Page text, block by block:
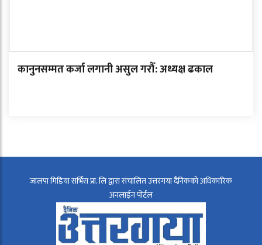
कानुनसम्मत कर्जा लगानी असुल गरौँ: अध्यक्ष ढकाल
जालपा मिडिया सर्भिस प्रा. लि द्वारा संचालित उत्तरगया दैनिकको अधिकारिक
अनलाईन पोर्टल